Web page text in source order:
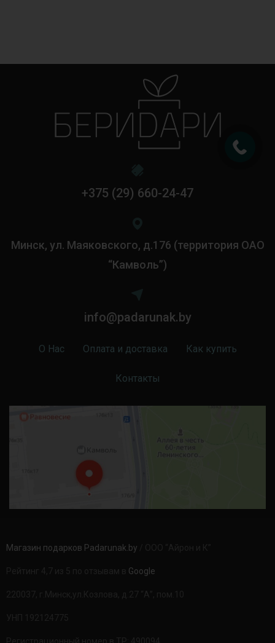
+375 (29) 660-24-47
Минск, ул. Маяковского, д.176 (территория ОАО
“Камволь”)
info@padarunak.by
О Нас Оплата и доставка Как купить
Контакты
Магазин подарков Padarunak.by
Google